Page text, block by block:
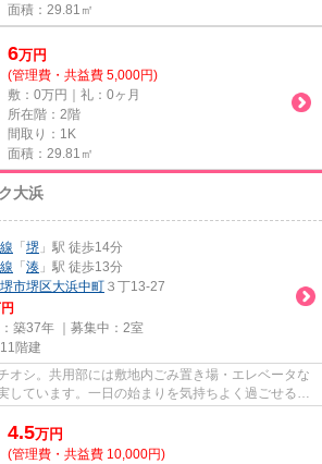
面積：29.81㎡
6万円
(管理費・共益費 5,000円)
敷：0万円｜礼：0ヶ月
所在階：2階
間取り：1K
面積：29.81㎡
大浜
「 堺 」駅 徒歩14分
「 湊 」駅 徒歩13分
堺市堺区大浜中町 ３丁13-27
築37年 ｜募集中： 2室
階建
オシ。共用部には敷地内ごみ置き場・エレベータな
しています。一日の始まりを気持ちよく過ごせる陽
4.5万円
(管理費・共益費 10,000円)